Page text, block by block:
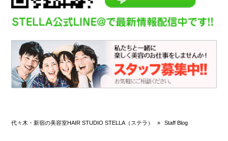
代々木・新宿の美容室HAIR STUDIO STELLA（ステラ） » Staff Blog